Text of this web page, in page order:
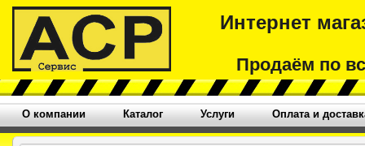
Интернет
Продаём по
О компании Каталог Услуги Оплата и